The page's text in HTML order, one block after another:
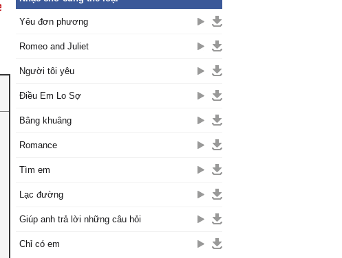
Yêu đơn phương
Romeo and Juliet
Người tôi yêu
Điều Em Lo Sợ
Bâng khuâng
Romance
Tìm em
Lạc đường
Giúp anh trả lời những câu hỏi
Chỉ có em